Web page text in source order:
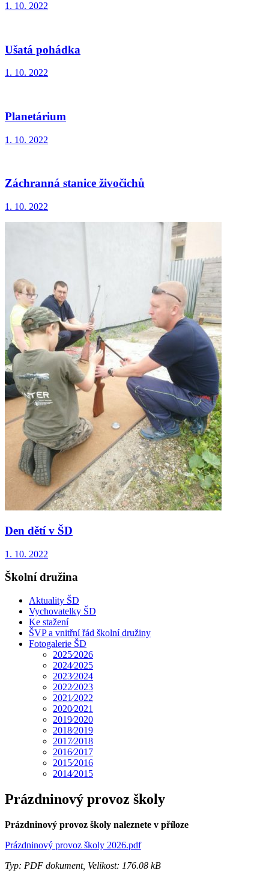
1. 10. 2022
Ušatá pohádka
1. 10. 2022
Planetárium
1. 10. 2022
Záchranná stanice živočichů
1. 10. 2022
Den dětí v ŠD
1. 10. 2022
Školní družina
Aktuality ŠD
Vychovatelky ŠD
Ke stažení
ŠVP a vnitřní řád školní družiny
Fotogalerie ŠD
2025⁄2026
2024⁄2025
2023⁄2024
2022⁄2023
2021⁄2022
2020⁄2021
2019⁄2020
2018⁄2019
2017⁄2018
2016⁄2017
2015⁄2016
2014⁄2015
Prázdninový provoz školy
Prázdninový provoz školy naleznete v příloze
Prázdninový provoz školy 2026.pdf
Typ: PDF dokument, Velikost: 176.08 kB